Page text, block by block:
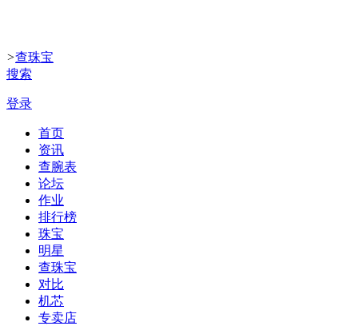
>查珠宝
搜索
登录
首页
资讯
查腕表
论坛
作业
排行榜
珠宝
明星
查珠宝
对比
机芯
专卖店